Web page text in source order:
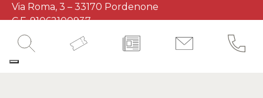
Via Roma, 3 – 33170 Pordenone
C.F. 91062100937
P.IVA 01545620930
Developed by